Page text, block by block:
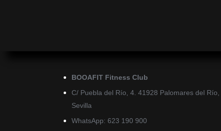
BOOAFIT Fitness Club
C/ Puebla del Río, 4. 41928 Palomares del Río,
Sevilla
WhatsApp: 623 190 900